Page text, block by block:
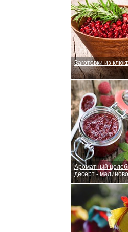
Заготовки из
Ароматный
десерт -